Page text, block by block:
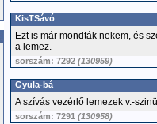
KisTSávó
Ezt is már mondták nekem, és
a lemez.
sorszám: 7292 (130959)
Gyula-bá
A szívás vezérlő lemezek v.-
sorszám: 7291 (130958)